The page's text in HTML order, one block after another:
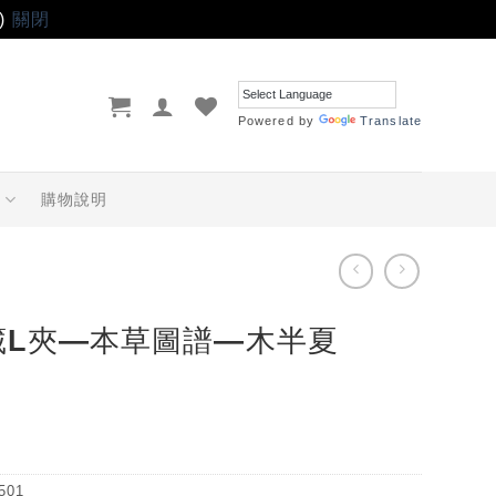
關閉
Powered by Translate
購物說明
L夾—本草圖譜—木半夏